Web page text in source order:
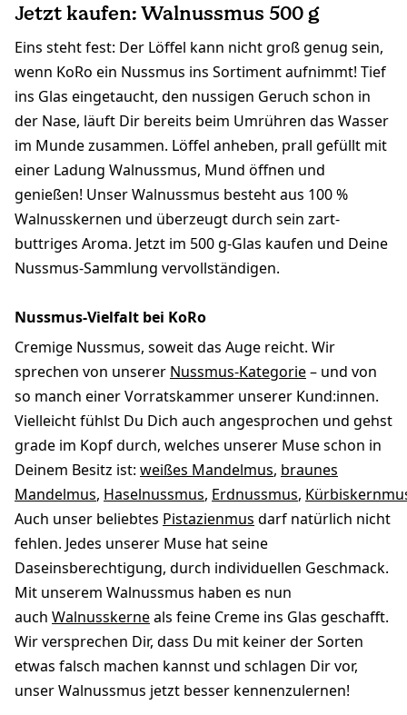
Jetzt kaufen: Walnussmus 500 g
Eins steht fest: Der Löffel kann nicht groß genug sein,
wenn KoRo ein Nussmus ins Sortiment aufnimmt! Tief
ins Glas eingetaucht, den nussigen Geruch schon in
der Nase, läuft Dir bereits beim Umrühren das Wasser
im Munde zusammen. Löffel anheben, prall gefüllt mit
einer Ladung Walnussmus, Mund öffnen und
genießen! Unser Walnussmus besteht aus 100 %
Walnusskernen und überzeugt durch sein zart-
buttriges Aroma. Jetzt im 500 g-Glas kaufen und Deine
Nussmus-Sammlung vervollständigen.
Nussmus-Vielfalt bei KoRo
Cremige Nussmus, soweit das Auge reicht. Wir
sprechen von unserer Nussmus-Kategorie– und von
so manch einer Vorratskammer unserer Kund:innen.
Vielleicht fühlst Du Dich auch angesprochen und gehst
grade im Kopf durch, welches unserer Muse schon in
Deinem Besitz ist: weißes Mandelmus, braunes
Mandelmus, Haselnussmus, Erdnussmus,
Auch unser beliebtes Pistazienmus darf natürlich nicht
fehlen. Jedes unserer Muse hat seine
Daseinsberechtigung, durch individuellen Geschmack.
Mit unserem Walnussmus haben es nun
auch Walnusskerneals feine Creme ins Glas geschafft.
Wir versprechen Dir, dass Du mit keiner der Sorten
etwas falsch machen kannst und schlagen Dir vor,
unser Walnussmus jetzt besser kennenzulernen!